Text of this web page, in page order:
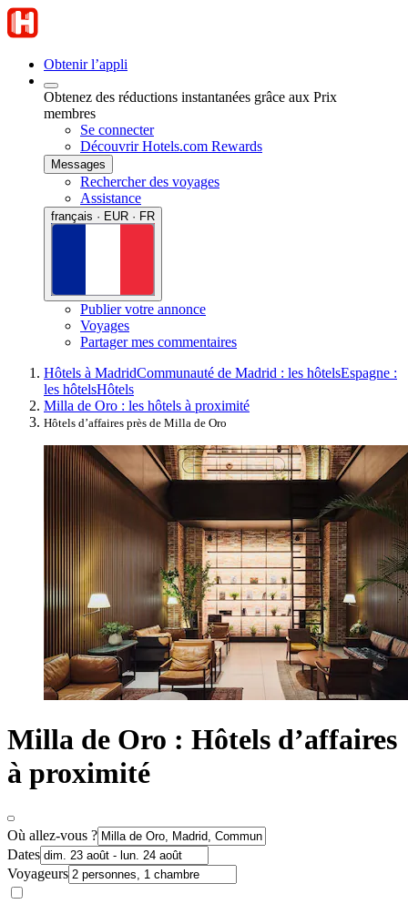
Obtenir l’appli
Obtenez des réductions instantanées grâce aux Prix
membres
Se connecter
Découvrir Hotels.com Rewards
Messages
Rechercher des voyages
Assistance
français · EUR · FR
Publier votre annonce
Voyages
Partager mes commentaires
Hôtels à MadridCommunauté de Madrid : les hôtelsEspagne :
les hôtelsHôtels
Milla de Oro : les hôtels à proximité
Hôtels d’affaires près de Milla de Oro
Milla de Oro : Hôtels d’affaires
à proximité
Où allez-vous ?
Dates
Voyageurs